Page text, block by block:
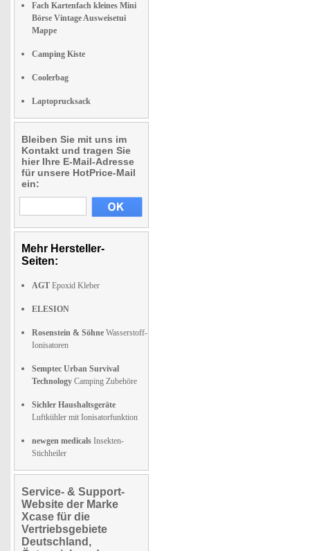
Fach Kartenfach kleines Mini
Börse Vintage Ausweisetui
Mappe
Camping Kiste
Coolerbag
Laptoprucksack
Bleiben Sie mit uns im
Kontakt und tragen Sie
hier Ihre E-Mail-Adresse
für unsere HotPrice-Mail
ein:
Mehr Hersteller-
Seiten:
AGT Epoxid Kleber
ELESION
Rosenstein & Söhne Wasserstoff-
Ionisatoren
Semptec Urban Survival
Technology Camping Zubehöre
Sichler Haushaltsgeräte
Luftkühler mit Ionisatorfunktion
newgen medicals Insekten-
Stichheiler
Service- & Support-
Website der Marke
Xcase für die
Vertriebsgebiete
Deutschland,